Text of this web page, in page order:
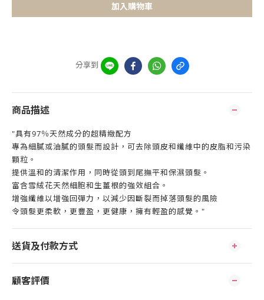
加入購物車
分享到
商品描述
"具有97％天然成分的超精緻配方
專為細膩或油膩的頭髮而設計，可去除頭皮和纖維中的皮脂和污染
顆粒。
提供溫和的清潔作用，同時從頭到尾撫平和保濕頭髮。
富含雪絨花天然細胞和生薑根的強效組合。
增強纖維以增強回彈力，以減少因斷裂而掉落頭髮的風險
令頭髮更柔軟，更豐盈，更健康，擁有輕盈的感覺。"
送貨及付款方式
顧客評價